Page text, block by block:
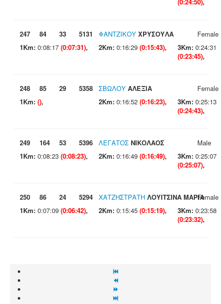
247 84 33 5131 ΦΑΝΤΖΙΚΟΥ ΧΡΥΣΟΥΛΑ
Female
1Km: 0:08:17 (0:07:31), 2Km: 0:16:29 (0:15:43), 3Km: 0:24:31
(0:23:45),
248 85 29 5358 ΣΒΩΛΟΥ ΑΛΕΞΙΑ
Female
1Km: (), 2Km: 0:16:52 (0:16:23), 3Km: 0:25:13
(0:24:43),
249 164 53 5396 ΛΕΓΑΤΟΣ ΝΙΚΟΛΑΟΣ
Male
1Km: 0:08:23 (0:08:23), 2Km: 0:16:49 (0:16:49), 3Km: 0:25:07
(0:25:07),
250 86 24 5294 ΧΑΤΖΗΣΤΡΑΤΗ ΛΟΥΙΤΣΙΝΑ ΜΑΡΙΑFemale
1Km: 0:07:09 (0:06:42), 2Km: 0:15:45 (0:15:19), 3Km: 0:23:58
(0:23:32),